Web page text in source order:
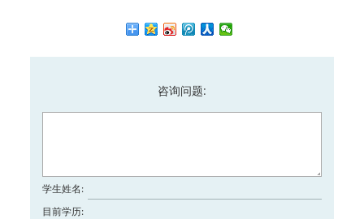
咨询问题:
学生姓名:
目前学历: